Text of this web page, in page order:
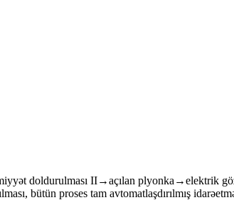
doldurulması II→açılan plyonka→elektrik
bütün proses tam avtomatlaşdırılmış